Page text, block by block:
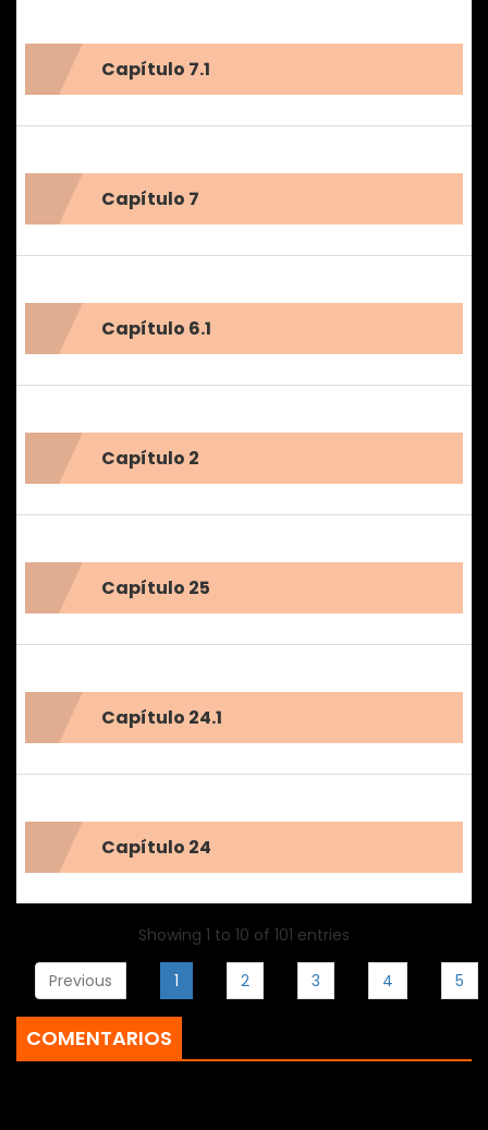
Capítulo 7.1
Capítulo 7
Capítulo 6.1
Capítulo 2
Capítulo 25
Capítulo 24.1
Capítulo 24
Showing 1 to 10 of 101 entries
Previous 1 2 3 4 5
COMENTARIOS